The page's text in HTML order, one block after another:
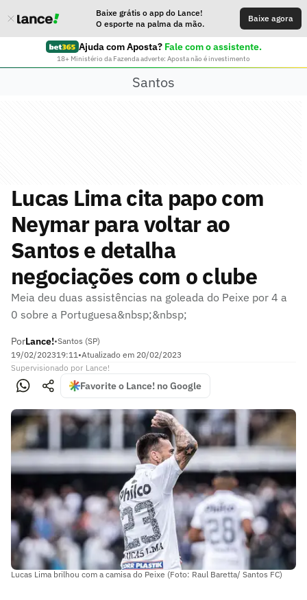
Baixe grátis o app do Lance!
O esporte na palma da mão.
Baixe agora
Ajuda com Aposta? Fale com o assistente.
18+ Ministério da Fazenda adverte: Aposta não é investimento
Santos
Lucas Lima cita papo com
Neymar para voltar ao
Santos e detalha
negociações com o clube
Meia deu duas assistências na goleada do Peixe por 4 a
0 sobre a Portuguesa&nbsp;&nbsp;
PorLance!•Santos (SP)
19/02/202319:11•Atualizado em 20/02/2023
Supervisionado por Lance!
Favorite o Lance! no Google
Lucas Lima brilhou com a camisa do Peixe (Foto: Raul Baretta/ Santos FC)